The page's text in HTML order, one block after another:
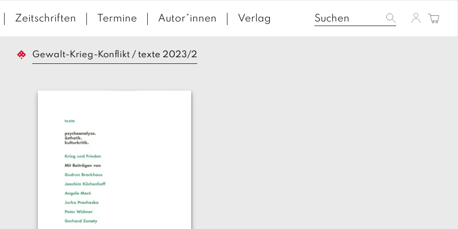
Zeitschriften Termine Autor*innen Verlag
Gewalt-Krieg-Konflikt / texte 2023/2